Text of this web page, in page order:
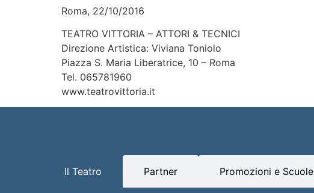
Roma, 22/10/2016
TEATRO VITTORIA – ATTORI & TECNICI
Direzione Artistica: Viviana Toniolo
Piazza S. Maria Liberatrice, 10 – Roma
Tel. 065781960
www.teatrovittoria.it
Il Teatro Partner Promozioni e Scuole